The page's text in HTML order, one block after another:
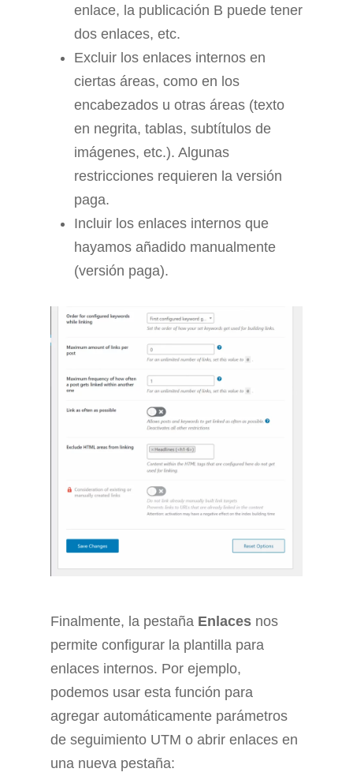
enlace, la publicación B puede tener
dos enlaces, etc.
Excluir los enlaces internos en
ciertas áreas, como en los
encabezados u otras áreas (texto
en negrita, tablas, subtítulos de
imágenes, etc.). Algunas
restricciones requieren la versión
paga.
Incluir los enlaces internos que
hayamos añadido manualmente
(versión paga).
Finalmente, la pestaña Enlaces nos
permite configurar la plantilla para
enlaces internos. Por ejemplo,
podemos usar esta función para
agregar automáticamente parámetros
de seguimiento UTM o abrir enlaces en
una nueva pestaña: